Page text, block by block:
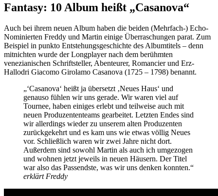
Fantasy: 10 Album heißt „Casanova“
Auch bei ihrem neuen Album haben die beiden (Mehrfach-) Echo-
Nominierten Freddy und Martin einige Überraschungen parat. Zum
Beispiel in punkto Entstehungsgeschichte des Albumtitels – denn
mitnichten wurde der Longplayer nach dem berühmten
venezianischen Schriftsteller, Abenteurer, Romancier und Erz-
Hallodri Giacomo Girolamo Casanova (1725 – 1798) benannt.
„‘Casanova‘ heißt ja übersetzt ‚Neues Haus‘ und
genauso fühlen wir uns gerade. Wir waren viel auf
Tournee, haben einiges erlebt und teilweise auch mit
neuen Produzententeams gearbeitet. Letzten Endes sind
wir allerdings wieder zu unserem alten Produzenten
zurückgekehrt und es kam uns wie etwas völlig Neues
vor. Schließlich waren wir zwei Jahre nicht dort.
Außerdem sind sowohl Martin als auch ich umgezogen
und wohnen jetzt jeweils in neuen Häusern. Der Titel
war also das Passendste, was wir uns denken konnten.“
erklärt Freddy